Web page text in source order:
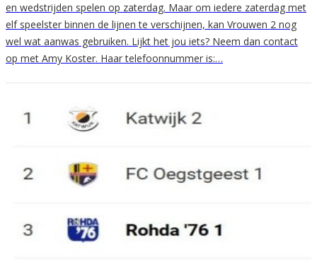
en wedstrijden spelen op zaterdag. Maar om iedere zaterdag met
elf speelster binnen de lijnen te verschijnen, kan Vrouwen 2 nog
wel wat aanwas gebruiken. Lijkt het jou iets? Neem dan contact
op met Amy Koster. Haar telefoonnummer is:…